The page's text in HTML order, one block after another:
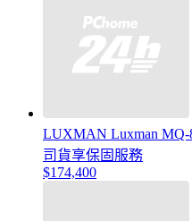
LUXMAN Luxman
司貨享保固服務
$174,400